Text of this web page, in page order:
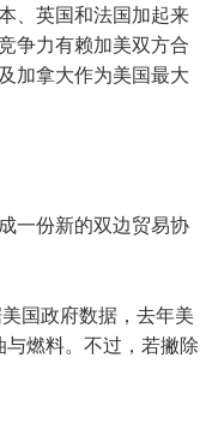
、英国和法国加起来
争力有赖加美双方合
加拿大作为美国最大
一份新的双边贸易协
国政府数据，去年美
燃料。不过，若撇除